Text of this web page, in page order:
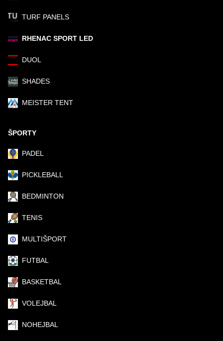
TURF PANELS
RHENAC SPORT LED
DUOL
SHADES
MEISTER TENT
ŠPORTY
PADEL
PICKLEBALL
BEDMINTON
TENIS
MULTIŠPORT
FUTBAL
BASKETBAL
VOLEJBAL
NOHEJBAL